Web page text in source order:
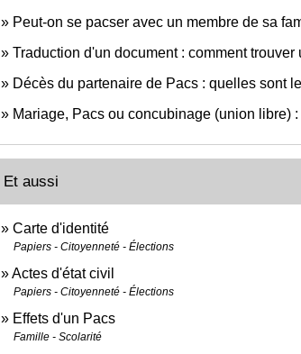
Peut-on se pacser avec un membre de sa
Traduction d'un document : comment trouver
Décès du partenaire de Pacs : quelles sont
Mariage, Pacs ou concubinage (union libre)
Et aussi
Carte d'identité
Papiers - Citoyenneté - Élections
Actes d'état civil
Papiers - Citoyenneté - Élections
Effets d'un Pacs
Famille - Scolarité